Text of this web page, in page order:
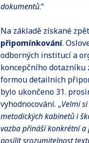
dokumentů.“
Na základě získané
připomínkování.
odborných institucí a
koncepčního dotazníku
formou detailních
bylo ukončeno 31.
vyhodnocování. „Velmi
metodických kabinetů i
vazba přináší konkrétní a
posílit srozumitelnost